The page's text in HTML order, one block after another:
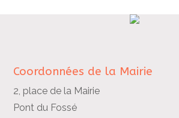
Coordonnées de la Mairie
2, place de la Mairie
Pont du Fossé